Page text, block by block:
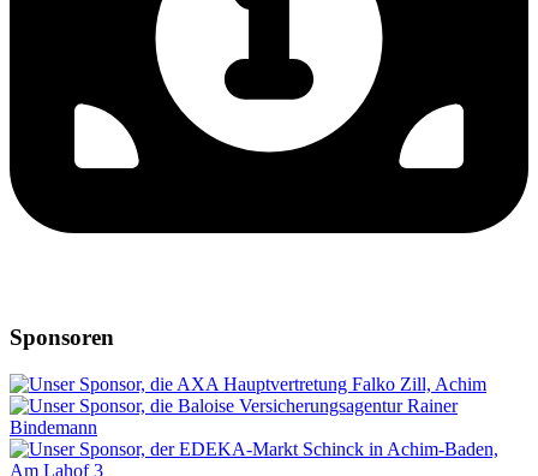
Sponsoren